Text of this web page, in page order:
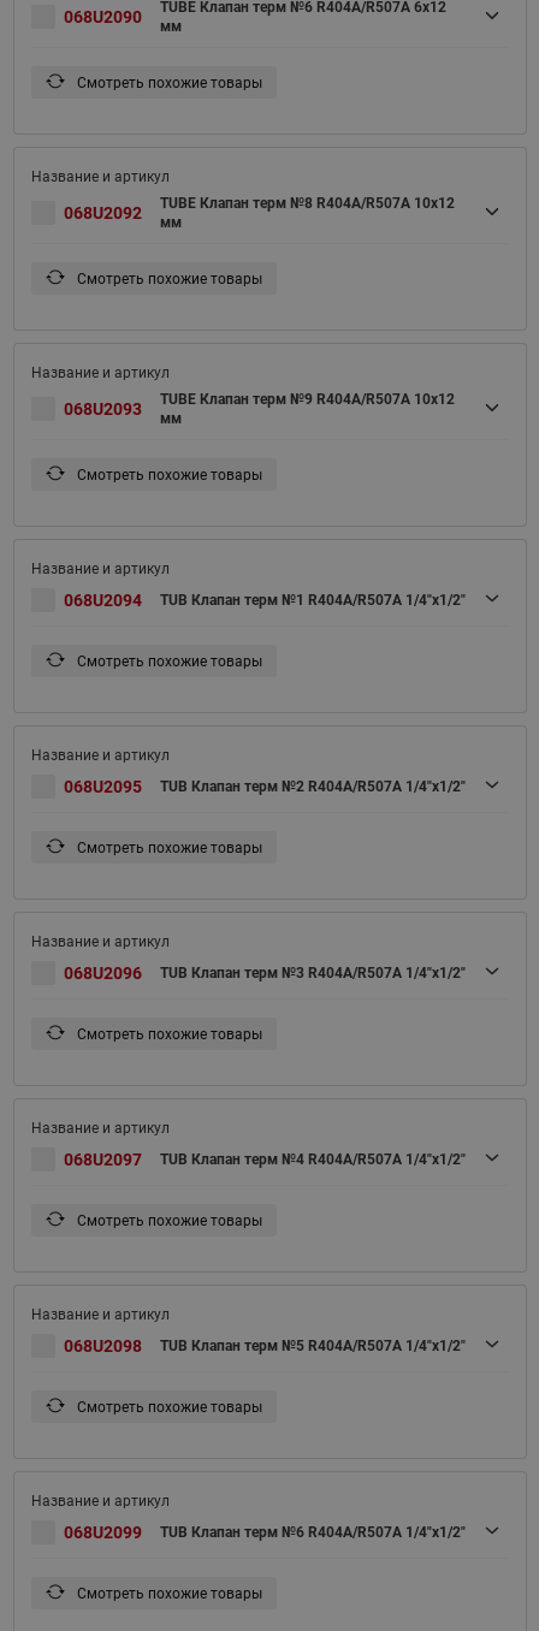
068U2090
TUBE Клапан терм №6 R404A/R507A 6x12
мм
Смотреть похожие товары
068U2092
TUBE Клапан терм №8 R404A/R507A 10x12
мм
Смотреть похожие товары
068U2093
TUBE Клапан терм №9 R404A/R507A 10x12
мм
Смотреть похожие товары
068U2094 TUB Клапан терм №1 R404A/R507A 1/4"x1/2"
Смотреть похожие товары
068U2095 TUB Клапан терм №2 R404A/R507A 1/4"x1/2"
Смотреть похожие товары
068U2096 TUB Клапан терм №3 R404A/R507A 1/4"x1/2"
Смотреть похожие товары
068U2097 TUB Клапан терм №4 R404A/R507A 1/4"x1/2"
Смотреть похожие товары
068U2098 TUB Клапан терм №5 R404A/R507A 1/4"x1/2"
Смотреть похожие товары
068U2099 TUB Клапан терм №6 R404A/R507A 1/4"x1/2"
Смотреть похожие товары